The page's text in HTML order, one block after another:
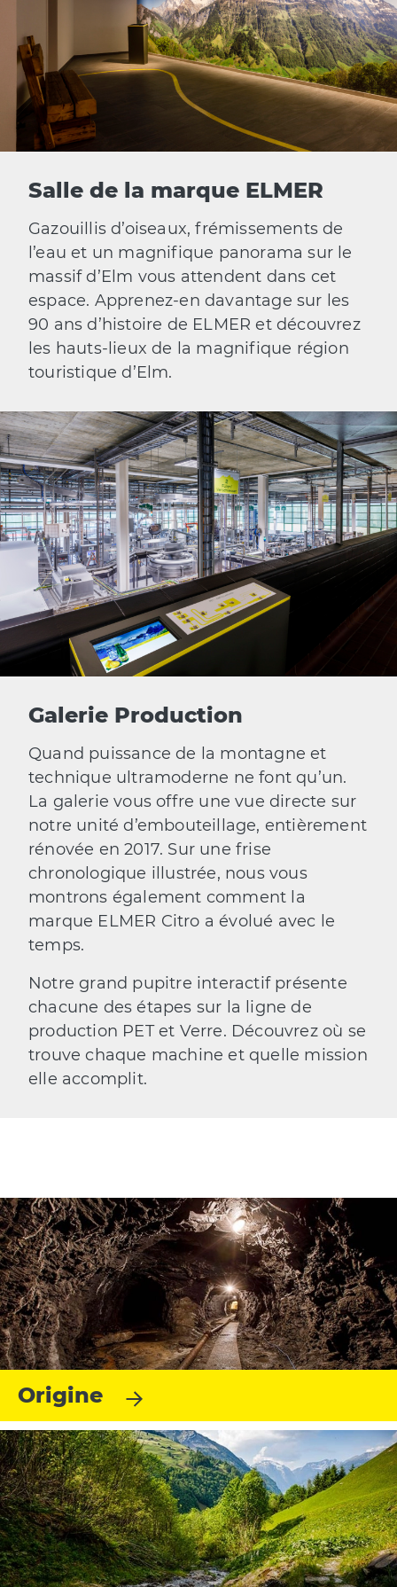
Salle de la marque ELMER
Gazouillis d’oiseaux, frémissements de
l’eau et un magnifique panorama sur le
massif d’Elm vous attendent dans cet
espace. Apprenez-en davantage sur les
90 ans d’histoire de ELMER et découvrez
les hauts-lieux de la magnifique région
touristique d’Elm.
Galerie Production
Quand puissance de la montagne et
technique ultramoderne ne font qu’un.
La galerie vous offre une vue directe sur
notre unité d’embouteillage, entièrement
rénovée en 2017. Sur une frise
chronologique illustrée, nous vous
montrons également comment la
marque ELMER Citro a évolué avec le
temps.
Notre grand pupitre interactif présente
chacune des étapes sur la ligne de
production PET et Verre. Découvrez où se
trouve chaque machine et quelle mission
elle accomplit.
Origine